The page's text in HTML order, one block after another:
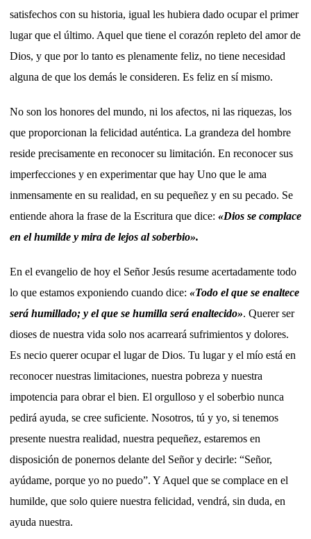
satisfechos con su historia, igual les hubiera dado ocupar el primer
lugar que el último. Aquel que tiene el corazón repleto del amor de
Dios, y que por lo tanto es plenamente feliz, no tiene necesidad
alguna de que los demás le consideren. Es feliz en sí mismo.
No son los honores del mundo, ni los afectos, ni las riquezas, los
que proporcionan la felicidad auténtica. La grandeza del hombre
reside precisamente en reconocer su limitación. En reconocer sus
imperfecciones y en experimentar que hay Uno que le ama
inmensamente en su realidad, en su pequeñez y en su pecado. Se
entiende ahora la frase de la Escritura que dice: «Dios se complace
en el humilde y mira de lejos al soberbio».
En el evangelio de hoy el Señor Jesús resume acertadamente todo
lo que estamos exponiendo cuando dice: «Todo el que se enaltece
será humillado; y el que se humilla será enaltecido». Querer ser
dioses de nuestra vida solo nos acarreará sufrimientos y dolores.
Es necio querer ocupar el lugar de Dios. Tu lugar y el mío está en
reconocer nuestras limitaciones, nuestra pobreza y nuestra
impotencia para obrar el bien. El orgulloso y el soberbio nunca
pedirá ayuda, se cree suficiente. Nosotros, tú y yo, si tenemos
presente nuestra realidad, nuestra pequeñez, estaremos en
disposición de ponernos delante del Señor y decirle: “Señor,
ayúdame, porque yo no puedo”. Y Aquel que se complace en el
humilde, que solo quiere nuestra felicidad, vendrá, sin duda, en
ayuda nuestra.